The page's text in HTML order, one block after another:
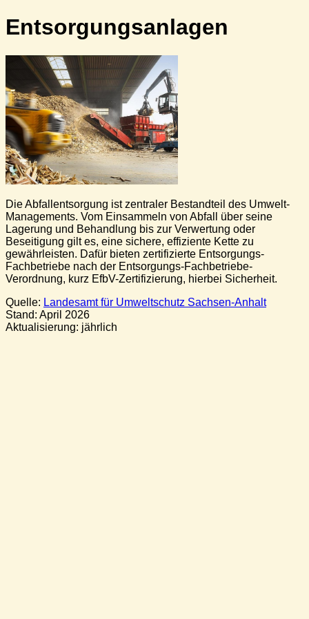
Ent­sor­gungs­an­la­gen
Die Abfallentsorgung ist zentraler Bestandteil des Umwelt-
Managements. Vom Einsammeln von Abfall über seine
Lagerung und Behandlung bis zur Verwertung oder
Beseitigung gilt es, eine sichere, effiziente Kette zu
gewährleisten. Dafür bieten zertifizierte Entsorgungs-
Fachbetriebe nach der Entsorgungs-Fachbetriebe-
Verordnung, kurz EfbV-Zertifizierung, hierbei Sicherheit.
Quelle: Landesamt für Umweltschutz Sachsen-Anhalt
Stand: April 2026
Aktualisierung: jährlich